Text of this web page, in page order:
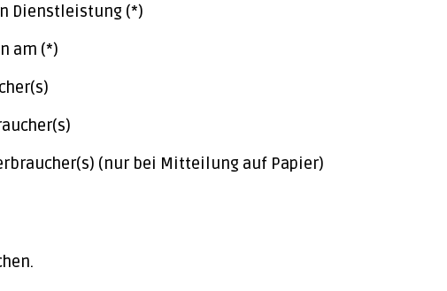
Dienstleistung (*)
am (*)
(nur bei Mitteilung auf Papier)